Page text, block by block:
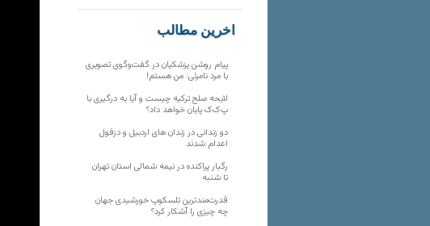
آخرین مطالب
پیام روشن پزشکیان در گفت‌و‌گوی تصویری
با مرد نامرئی: من هستم!
لایحه صلح ترکیه چیست و آیا به درگیری با
پ‌ک‌ک پایان خواهد داد؟
دو زندانی در زندان های اردبیل و دزفول
اعدام شدند
رگبار پراکنده در نیمه شمالی استان تهران
تا شنبه
قدرت‌مندترین تلسکوپ خورشیدی جهان
چه چیزی را آشکار کرد؟